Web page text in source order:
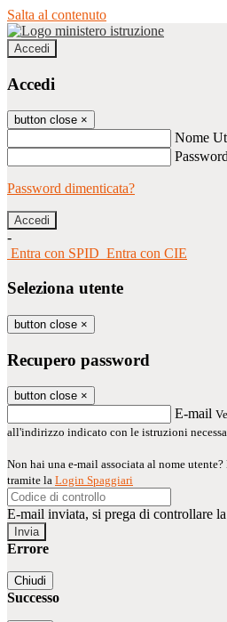
Salta al contenuto
Accedi
Accedi
button close ×
Nome
Password dimenticata?
-
Entra con SPID Entra con CIE
Seleziona utente
button close ×
Recupero password
button close ×
E-mail
all'indirizzo indicato con le istruzioni
Non hai una e-mail associata al nome
tramite la Login Spaggiari
E-mail inviata, si prega di controllare
Errore
Chiudi
Successo